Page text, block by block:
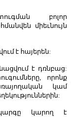
բոլոր
միեւնույն
է հայերեն:
է դռնբաց:
որոնք
կամ
կարող է